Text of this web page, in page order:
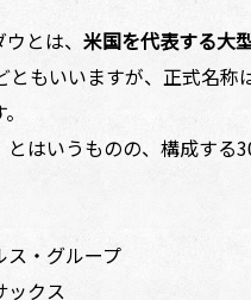
とは、 米国を代表する大
ともいいますが、正式名
はいうものの、構成する
ス・グループ
ックス